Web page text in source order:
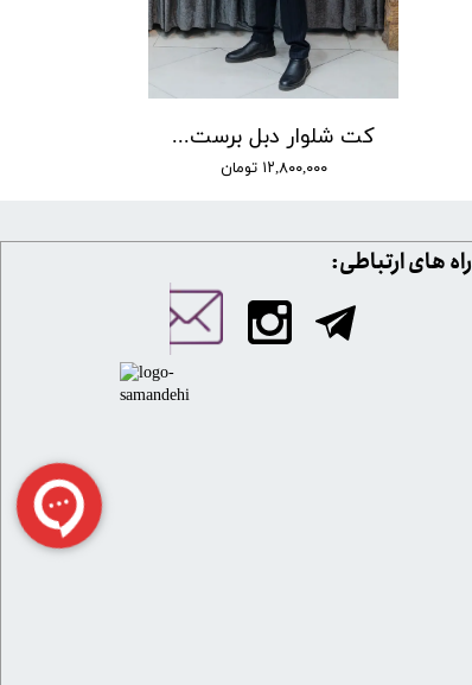
کت شلوار دبل برست وزرا کد 4
۱۲,۸۰۰,۰۰۰ تومان
​​راه های ارتباطی: